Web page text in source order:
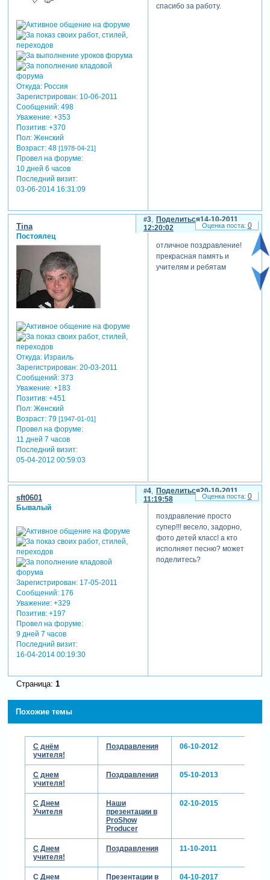
Откуда:Россия
Зарегистрирован: 10-06-2011
Сообщений:498
Уважение: +353
Позитив: +370
Пол:Женский
Возраст:48 [1978-04-21]
Провел на форуме:
10 дней 6 часов
Последний визит:
03-06-2014 16:31:09
спасибо за работу.
Поделиться
3
14-10-2011
12:20:02
Tina
Постоялец
Откуда:Израиль
Зарегистрирован: 20-03-2011
Сообщений:373
Уважение: +183
Позитив: +451
Пол:Женский
Возраст:79 [1947-01-01]
Провел на форуме:
11 дней 7 часов
Последний визит:
05-04-2012 00:59:03
отличное поздравление!
прекрасная память и
учителям и ребятам
0
Поделиться
4
20-10-2011
11:19:58
sft0601
Бывалый
Зарегистрирован: 17-05-2011
Сообщений:176
Уважение: +329
Позитив: +197
Провел на форуме:
9 дней 7 часов
Последний визит:
16-04-2014 00:19:30
поздравление просто
супер!!! весело, задорно,
фото детей класс! а кто
исполняет песню? может
поделитесь?
0
Страница: 1
Похожие темы
С днём
учителя!
Поздравления 06-10-2012
С днем
учителя!
Поздравления 05-10-2013
С Днем
Учителя
Наши
презентации в
ProShow
Producer
02-10-2015
С Днем
учителя!
Поздравления 11-10-2011
С Днем Презентации в 04-10-2017